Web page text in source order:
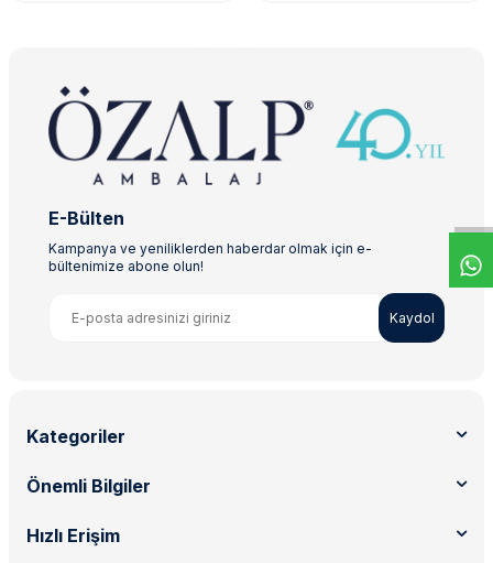
E-Bülten
Kampanya ve yeniliklerden haberdar olmak için e-
bültenimize abone olun!
Kaydol
Kategoriler
Önemli Bilgiler
Hızlı Erişim